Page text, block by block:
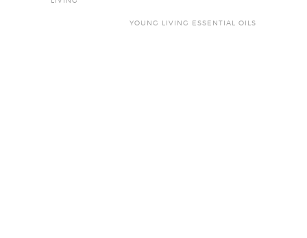
YOUNG LIVING ESSENTIAL OILS